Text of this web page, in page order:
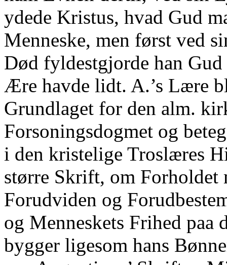
ydede Kristus, hvad Gud
Menneske, men først ved
Død fyldestgjorde han
Ære havde lidt. A.’s Lære
Grundlaget for den alm.
Forsoningsdogmet og
i den kristelige Troslæres
større Skrift, om Forholdet
Forudviden og
og Menneskets Frihed paa
bygger ligesom hans